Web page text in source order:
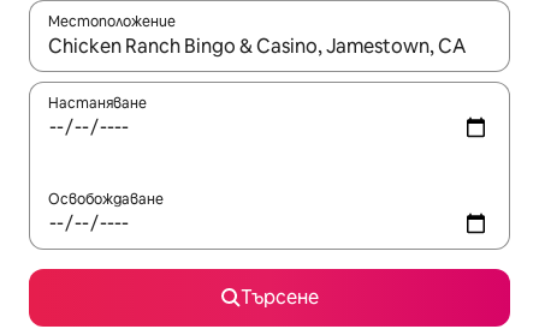
Местоположение
Когато резултатите се покажат, използвайте
Настаняване
Освобождаване
Търсене